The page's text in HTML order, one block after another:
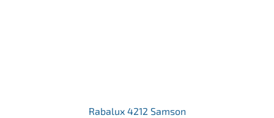
Rabalux 4212 Samson